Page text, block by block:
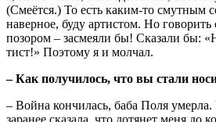
(Смеётся.) То есть каким-то смутным
наверное, буду артистом. Но
позором – засмеяли бы! Сказали бы:
тист!» Поэтому я и молчал.
– Как получилось, что вы стали
– Война кончилась, баба Поля
заранее сказала, что дотянет меня до